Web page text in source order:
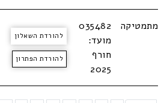
מתמטיקה
035482
מועד:
חורף
2025
להורדת השאלון
להורדת הפתרון